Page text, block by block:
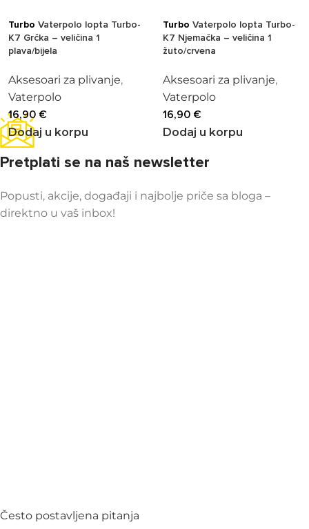
Turbo Vaterpolo lopta Turbo-
K7 Grčka – veličina 1
plava/bijela
Aksesoari za plivanje,
Vaterpolo
16,90 €
Dodaj u korpu
Turbo Vaterpolo lopta Turbo-
K7 Njemačka – veličina 1
žuto/crvena
Aksesoari za plivanje,
Vaterpolo
16,90 €
Dodaj u korpu
Pretplati se na naš newsletter
Popusti, akcije, događaji i najbolje priče sa bloga –
direktno u vaš inbox!
Često postavljena pitanja